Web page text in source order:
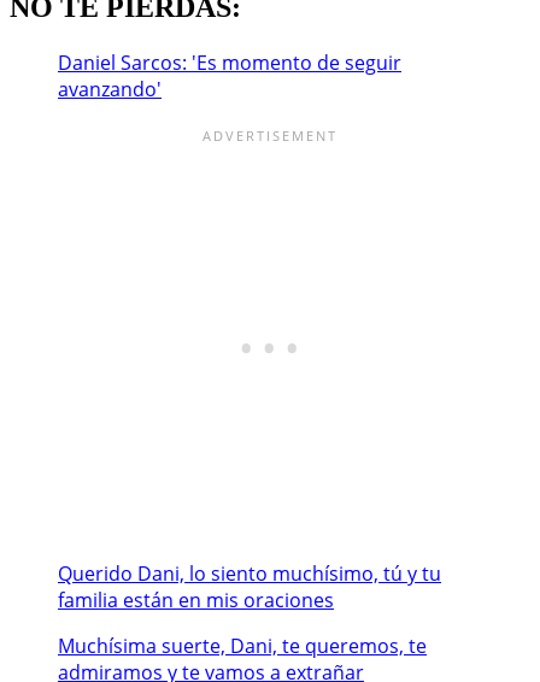
NO TE PIERDAS:
Daniel Sarcos: 'Es momento de seguir
avanzando'
Querido Dani, lo siento muchísimo, tú y tu
familia están en mis oraciones
Muchísima suerte, Dani, te queremos, te
admiramos y te vamos a extrañar